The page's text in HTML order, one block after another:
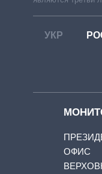
УКР
ОФИС